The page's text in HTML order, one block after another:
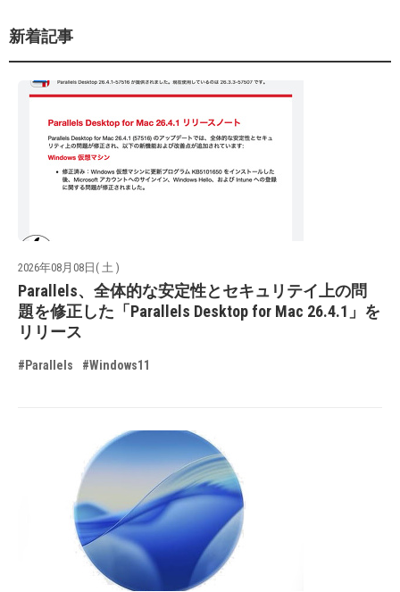
新着記事
2026年08月08日( 土 )
Parallels、全体的な安定性とセキュリテイ上の問
題を修正した「Parallels Desktop for Mac 26.4.1」を
リリース
#Parallels #Windows11